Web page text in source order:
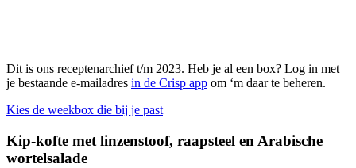
Dit is ons receptenarchief t/m 2023. Heb je al een box? Log in met
je bestaande e-mailadres in de Crisp app om ‘m daar te beheren.
Kies de weekbox die bij je past
Kip-kofte met linzenstoof, raapsteel en Arabische
wortelsalade